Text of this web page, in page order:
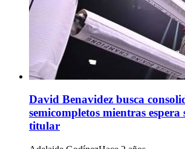
David Benavidez busca
semicompletos mientras
titular